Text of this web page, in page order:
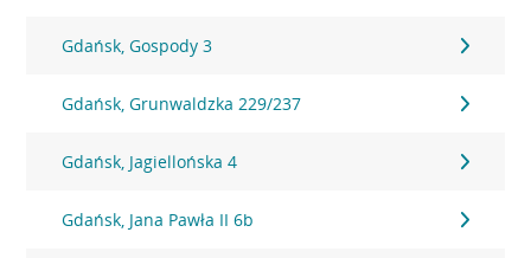
Gdańsk, Gospody 3
Gdańsk, Grunwaldzka 229/237
Gdańsk, Jagiellońska 4
Gdańsk, Jana Pawła II 6b